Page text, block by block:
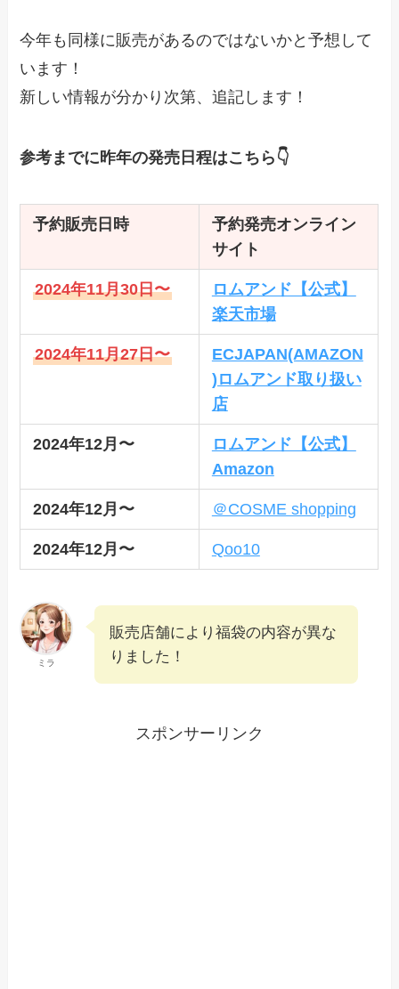
今年も同様に販売があるのではないかと予想して
います！
新しい情報が分かり次第、追記します！
参考までに昨年の発売日程はこちら👇
予約販売日時
予約発売オンライン
サイト
2024年11月30日〜
ロムアンド【公式】
楽天市場
2024年11月27日〜
ECJAPAN(AMAZON
)ロムアンド取り扱い
店
2024年12月〜
ロムアンド【公式】
Amazon
2024年12月〜 ＠COSME shopping
2024年12月〜 Qoo10
ミラ
販売店舗により福袋の内容が異な
りました！
スポンサーリンク